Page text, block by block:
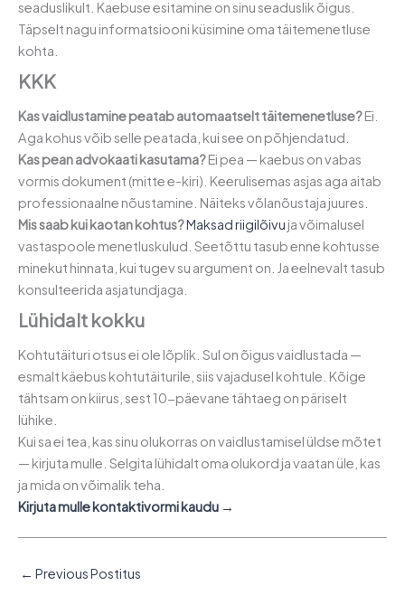
seaduslikult. Kaebuse esitamine on sinu seaduslik õigus.
Täpselt nagu informatsiooni küsimine oma täitemenetluse
kohta.
KKK
Kas vaidlustamine peatab automaatselt täitemenetluse?Ei.
Aga kohus võib selle peatada, kui see on põhjendatud.
Kas pean advokaati kasutama?Ei pea — kaebus on vabas
vormis dokument (mitte e-kiri). Keerulisemas asjas aga aitab
professionaalne nõustamine. Näiteks võlanõustaja juures.
Mis saab kui kaotan kohtus?Maksad riigilõivu ja võimalusel
vastaspoole menetluskulud. Seetõttu tasub enne kohtusse
minekut hinnata, kui tugev su argument on. Ja eelnevalt tasub
konsulteerida asjatundjaga.
Lühidalt kokku
Kohtutäituri otsus ei ole lõplik. Sul on õigus vaidlustada —
esmalt käebus kohtutäiturile, siis vajadusel kohtule. Kõige
tähtsam on kiirus, sest 10-päevane tähtaeg on päriselt
lühike.
Kui sa ei tea, kas sinu olukorras on vaidlustamisel üldse mõtet
— kirjuta mulle. Selgita lühidalt oma olukord ja vaatan üle, kas
ja mida on võimalik teha.
Kirjuta mulle kontaktivormi kaudu →
← Previous Postitus